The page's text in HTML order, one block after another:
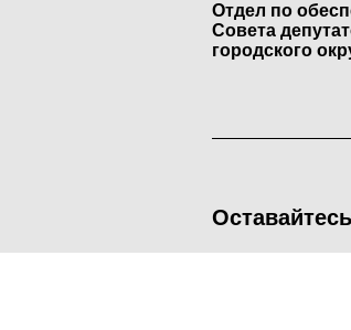
Отдел по
Совета
городского